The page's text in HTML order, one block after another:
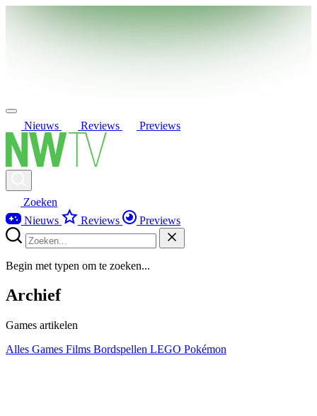
Nieuws Reviews Previews
Zoeken
Nieuws
Reviews Previews
Begin met typen om te zoeken...
Archief
Games artikelen
Alles Games Films Bordspellen LEGO Pokémon